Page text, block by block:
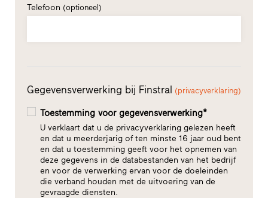
Telefoon (optioneel)
Gegevensverwerking bij Finstral (privacyverklaring)
Toestemming voor gegevensverwerking*
U verklaart dat u de privacyverklaring gelezen heeft
en dat u meerderjarig of ten minste 16 jaar oud bent
en dat u toestemming geeft voor het opnemen van
deze gegevens in de databestanden van het bedrijf
en voor de verwerking ervan voor de doeleinden
die verband houden met de uitvoering van de
gevraagde diensten.